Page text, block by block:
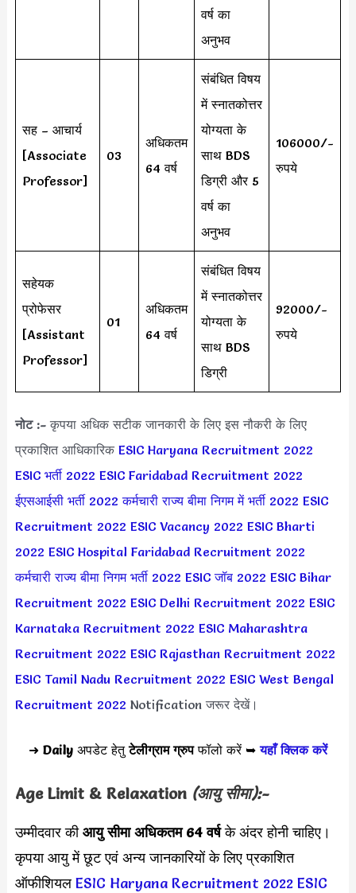
वर्ष का
अनुभव
सह – आचार्य
[Associate
Professor]
03
अधिकतम
64 वर्ष
संबंधित विषय
में स्नातकोत्तर
योग्यता के
साथ BDS
डिग्री और 5
वर्ष का
अनुभव
106000/-
रुपये
सहेयक
प्रोफेसर
[Assistant
Professor]
01
अधिकतम
64 वर्ष
संबंधित विषय
में स्नातकोत्तर
योग्यता के
साथ BDS
डिग्री
92000/-
रुपये
नोट :-कृपया अधिक सटीक जानकारी के लिए इस नौकरी के लिए
प्रकाशित आधिकारिक ESIC Haryana Recruitment 2022
ESIC भर्ती 2022 ESIC Faridabad Recruitment 2022
ईएसआईसी भर्ती 2022 कर्मचारी राज्य बीमा निगम में भर्ती 2022 ESIC
Recruitment 2022 ESIC Vacancy 2022 ESIC Bharti
2022 ESIC Hospital Faridabad Recruitment 2022
कर्मचारी राज्य बीमा निगम भर्ती 2022 ESIC जॉब 2022 ESIC Bihar
Recruitment 2022 ESIC Delhi Recruitment 2022 ESIC
Karnataka Recruitment 2022 ESIC Maharashtra
Recruitment 2022 ESIC Rajasthan Recruitment 2022
ESIC Tamil Nadu Recruitment 2022 ESIC West Bengal
Recruitment 2022 Notification जरूर देखें।
➜ Daily अपडेट हेतुटेलीग्राम ग्रुपफॉलो करें ➥यहाँ क्लिक करें
Age Limit & Relaxation (आयु सीमा):-
उम्मीदवार कीआयु सीमा अधिकतम 64 वर्षके अंदर होनी चाहिए।
कृपया आयु में छूट एवं अन्य जानकारियों के लिए प्रकाशित
ऑफीशियल ESIC Haryana Recruitment 2022 ESIC